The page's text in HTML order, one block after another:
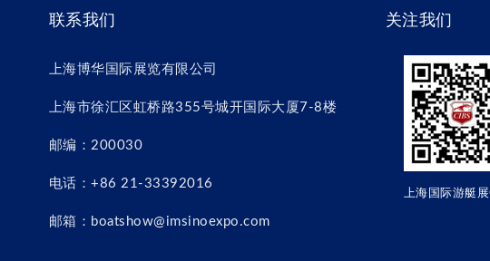
联系我们
上海博华国际展览有限公司
上海市徐汇区虹桥路355号城开国际大厦7-8楼
邮编：200030
电话：+86 21-33392016
邮箱：boatshow@imsinoexpo.com
关注我们
上海国际游艇